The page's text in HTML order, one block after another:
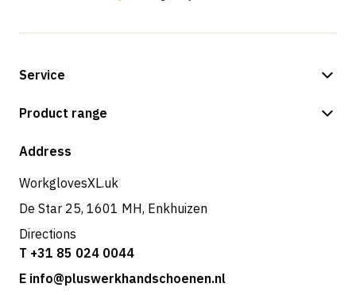
Service
Payment methods
Returns & service
Product range
Shop
Address
WorkglovesXL.uk
De Star 25, 1601 MH, Enkhuizen
Directions
T +31 85 024 0044
E info@pluswerkhandschoenen.nl